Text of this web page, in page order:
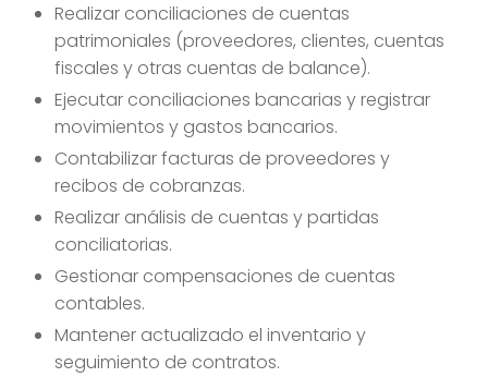
Realizar conciliaciones de cuentas
patrimoniales (proveedores, clientes, cuentas
fiscales y otras cuentas de balance).
Ejecutar conciliaciones bancarias y registrar
movimientos y gastos bancarios.
Contabilizar facturas de proveedores y
recibos de cobranzas.
Realizar análisis de cuentas y partidas
conciliatorias.
Gestionar compensaciones de cuentas
contables.
Mantener actualizado el inventario y
seguimiento de contratos.